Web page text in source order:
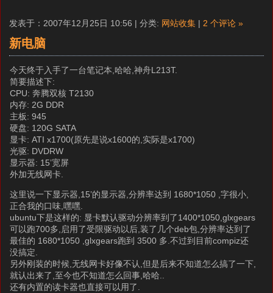
发表于：2007年12月25日 10:56 | 分类: 网站收集 | 2 个评论 »
新电脑
今天终于入手了一台笔记本,哈哈,神舟L213T.
简要描述下:
CPU: 奔腾双核 T2130
内存: 2G DDR
主板: 945
硬盘: 120G SATA
显卡: ATI x1700(原先是说x1600的,实际是x1700)
光驱: DVDRW
显示器: 15’宽屏
外加无线网卡.
这里说一下显示器,15’的显示器,分辨率达到 1680*1050 ,字很小,
正合我的口味,嘿嘿.
ubuntu下是这样的: 显卡默认驱动分辨率到了1400*1050,glxgears
可以跑700多,启用了受限驱动以后,装了几个deb包,分辨率达到了
最佳的 1680*1050 ,glxgears跑到 3500 多.不过到目前compiz还
没搞定.
另外刚装的时候,无线网卡好像不认,但是后来不知道怎么搞了一下,
就认出来了,至今也不知道怎么回事,哈哈..
还有内置的读卡器也直接可以用了.